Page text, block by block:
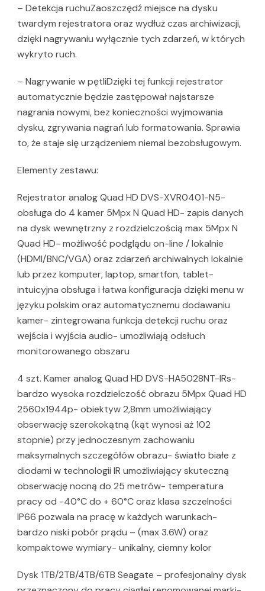
– Detekcja ruchuZaoszczędź miejsce na dysku
twardym rejestratora oraz wydłuż czas archiwizacji,
dzięki nagrywaniu wyłącznie tych zdarzeń, w których
wykryto ruch.
– Nagrywanie w pętliDzięki tej funkcji rejestrator
automatycznie będzie zastępował najstarsze
nagrania nowymi, bez konieczności wyjmowania
dysku, zgrywania nagrań lub formatowania. Sprawia
to, że staje się urządzeniem niemal bezobsługowym.
Elementy zestawu:
Rejestrator analog Quad HD DVS-XVR0401-N5-
obsługa do 4 kamer 5Mpx N Quad HD- zapis danych
na dysk wewnętrzny z rozdzielczością max 5Mpx N
Quad HD- możliwość podglądu on-line / lokalnie
(HDMI/BNC/VGA) oraz zdarzeń archiwalnych lokalnie
lub przez komputer, laptop, smartfon, tablet-
intuicyjna obsługa i łatwa konfiguracja dzięki menu w
języku polskim oraz automatycznemu dodawaniu
kamer- zintegrowana funkcja detekcji ruchu oraz
wejścia i wyjścia audio- umożliwiają odsłuch
monitorowanego obszaru
4 szt. Kamer analog Quad HD DVS-HA5028NT-IRs-
bardzo wysoka rozdzielczość obrazu 5Mpx Quad HD
2560x1944p- obiektyw 2,8mm umożliwiający
obserwację szerokokątną (kąt wynosi aż 102
stopnie) przy jednoczesnym zachowaniu
maksymalnych szczegółów obrazu- światło białe z
diodami w technologii IR umożliwiający skuteczną
obserwację nocną do 25 metrów- temperatura
pracy od -40°C do + 60°C oraz klasa szczelności
IP66 pozwala na pracę w każdych warunkach-
bardzo niski pobór prądu – (max 3.6W) oraz
kompaktowe wymiary- unikalny, ciemny kolor
Dysk 1TB/2TB/4TB/6TB Seagate – profesjonalny dysk